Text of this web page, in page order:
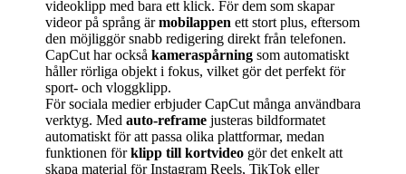
videoklipp med bara ett klick. För dem som skapar
videor på språng ärmobilappen ett stort plus, eftersom
den möjliggör snabb redigering direkt från telefonen.
CapCut har också kameraspårning som automatiskt
håller rörliga objekt i fokus, vilket gör det perfekt för
sport- och vloggklipp.
För sociala medier erbjuder CapCut många användbara
verktyg. Med auto-reframe justeras bildformatet
automatiskt för att passa olika plattformar, medan
funktionen förklipp till kortvideo gör det enkelt att
skapa material för Instagram Reels, TikTok eller